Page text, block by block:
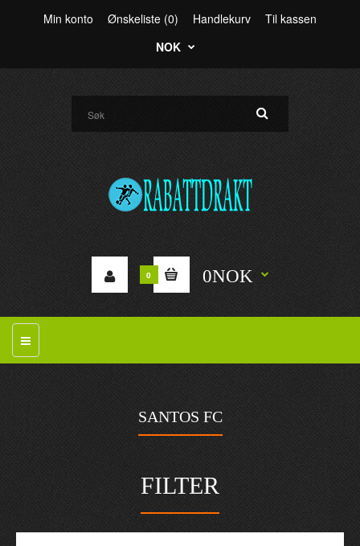
Min konto Ønskeliste (0) Handlekurv
Til kassen
NOK
0 0NOK
SANTOS FC
FILTER